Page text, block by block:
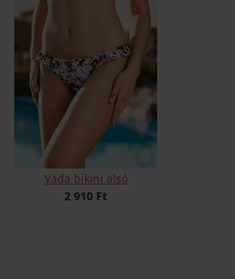
Vada bikini alsó
2 910 Ft